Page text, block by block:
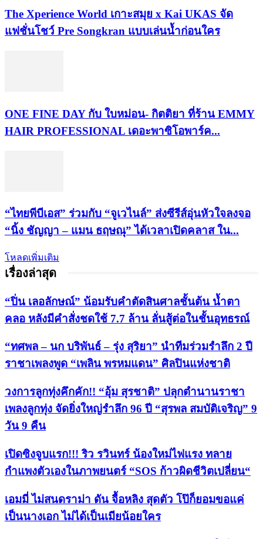
​The Xperience World เกาะสมุย x Kai UKAS จัด
แฟชั่นโชว์ Pre Songkran แบบเล่นน้ำก่อนใคร
ONE FINE DAY กับ ใบหม่อน- กิตติยา ที่ร้าน EMMY
HAIR PROFESSIONAL เดอะพาซิโอพาร์ค...
“ไทยพีบีเอส” ร่วมกับ “จูเวไนล์” ส่งซีรีส์อุ่นหัวใจลงจอ
“นิ้ง ชัญญา – แมน ธฤษณุ” ได้เวลาเปิดคลาส ใน...
โหลดเพิ่มเติม
เรื่องล่าสุด
“ปิ่น เลอลักษณ์” น้อมรับคำตัดสินศาลชั้นต้น น้ำตา
คลอ หลังมีคำสั่งชดใช้ 7.7 ล้าน ลั่นสู้ต่อในชั้นอุทธรณ์
“ทศพล – นก บริพันธ์ – รุ่ง สุริยา” นำทีมร่วมรำลึก 2 ปี
ราชาเพลงพูด “เพลิน พรหมแดน” ศิลปินแห่งชาติ
วงการลูกทุ่งคึกคัก!! “อุ้ม สุรชาติ” ปลุกตำนานราชา
เพลงลูกทุ่ง จัดยิ่งใหญ่รำลึก 96 ปี “สุรพล สมบัติเจริญ” 9
วัน 9 คืน
เปิดซิงจูบแรก!!! ริว รวินทร์ น้องใหม่ไฟแรง ทลาย
กำแพงตัวเองในภาพยนตร์ “SOS ก้าวผิดชีวิตเปลี่ยน“
เอมมี่ ไม่สนดราม่า ดัน จื้อหลิง สุดตัว โป๊ก็ยอมขอแค่
เป็นนางเอก ไม่ได้เป็นเมียน้อยใคร